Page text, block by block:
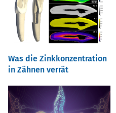
Was die Zinkkonzentration
in Zähnen verrät